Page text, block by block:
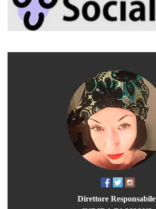
Direttore Responsabile